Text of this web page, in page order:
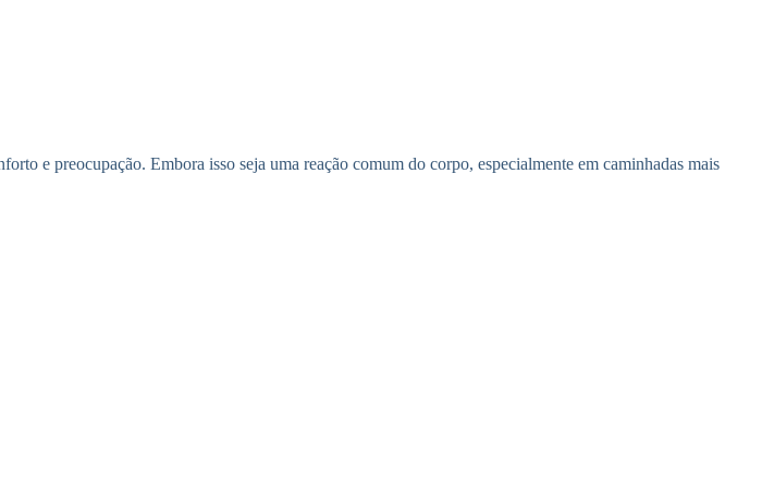
e preocupação. Embora isso seja uma reação comum do corpo, especialmente em caminhadas mais